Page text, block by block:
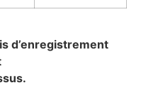
d’enregistrement